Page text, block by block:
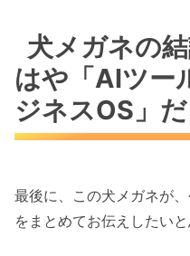
犬メガネの
はや「AIツー
ジネスOS」だ
最後に、この犬メガネが
をまとめてお伝えしたいと